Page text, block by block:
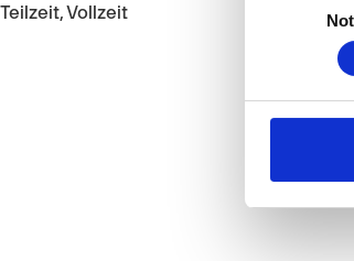
Ihr
Erfahren
Wir
und die
Website
Teilzeit, Vollzeit